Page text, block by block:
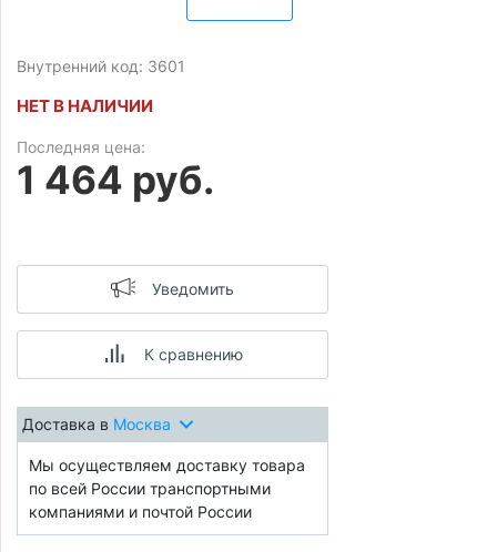
Внутренний код: 3601
НЕТ В НАЛИЧИИ
Последняя цена:
1 464 руб.
Уведомить
К сравнению
Доставка в Москва
Мы осуществляем доставку товара
по всей России транспортными
компаниями и почтой России